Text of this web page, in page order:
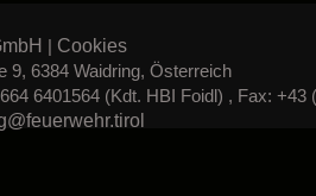
| Cookies
9, 6384 Waidring, Österreich
6401564 (Kdt. HBI Foidl) , Fax: +43